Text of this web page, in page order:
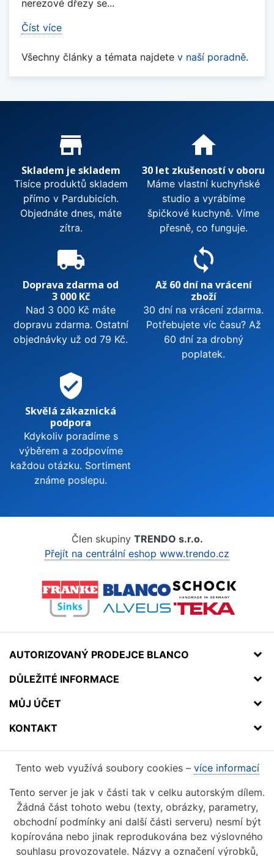
nerezové dřezy se...
Číst více
Všechny články a témata najdete v naší poradně.
Proč nakupovat u nás?
store_mall_directory
Skladem je skladem
Tisíce produktů skladem
přímo v Pardubicích.
Objednáte dnes, máte
zítra.
home
30 let zkušeností v oboru
Máme vlastní kuchyňské
studio a vyrábíme
špičkové kuchyně. Víme
přesně, co funguje.
local_shipping
Doprava zdarma od
3 000 Kč
Nad 3 000 Kč máte
dopravu zdarma. Ostatní
objednávky už od 79 Kč.
sync
Až 60 dní na vrácení
zboží
30 dní na vrácení zdarma.
Potřebujete víc času? Až
60 dní za drobný
poplatek.
verified_user
Skvělá zákaznická
podpora
Kdykoliv poradíme s
výběrem a zodpovíme
každou otázku. Sortiment
známe poslepu.
Člen skupiny TRENDO s.r.o.
Přejít na centrální eshop www.trendo.cz
AUTORIZOVANÝ PRODEJCE BLANCO
DŮLEŽITÉ INFORMACE
MŮJ ÚČET
KONTAKT
Tento web využívá soubory cookies – více informací
Tento server je jak v části tak v celku autorským dílem.
Žádná část tohoto webu (texty, obrázky, parametry,
obchodní podmínky ani další části serveru) nesmí být
kopírována nebo jinak reprodukována bez výslovného
souhlasu provozovatele. Názvy a označení výrobků,